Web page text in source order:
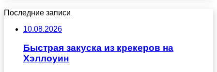
Последние записи
10.08.2026
Быстрая закуска из крекеров на
Хэллоуин